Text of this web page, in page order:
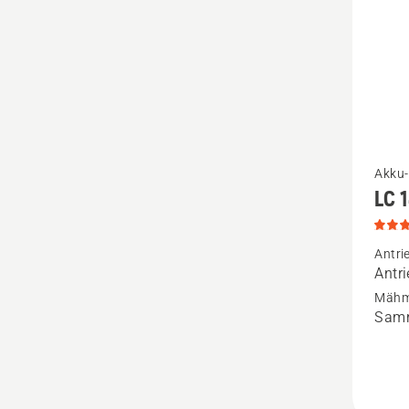
Mehr
Details
LC
LC